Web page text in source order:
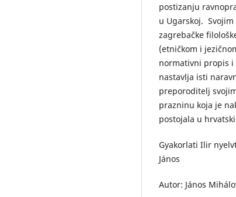
postizanju
u Ugarskoj.
zagrebačke
(etničkom i
normativni propis i
nastavlja isti
preporoditelj
prazninu koja je
postojala u
Gyakorlati Ilir
János
Autor: János